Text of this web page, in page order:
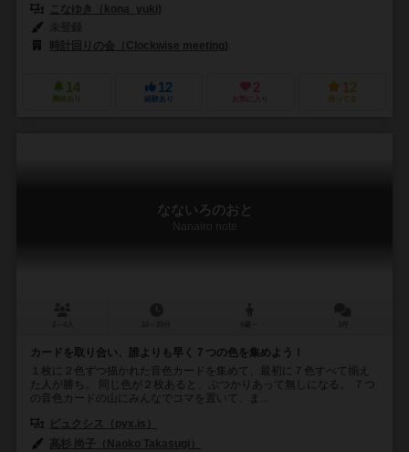
こなゆき（kona_yuki)
時計回りの会（Clockwise meeting)
14
興味あり
12
経験あり
2
お気に入り
12
持ってる
なないろのおと
Nanairo note
カードを取り合い、誰よりも早く７つの色を集めよう！
１枚に２色ずつ描かれた音色カードを集めて、最初に７色すべて揃え
た人が勝ち。 同じ色が２枚あると、ぶつかりあって無しになる。 ７つ
の音色カードの山にみんなでコマを置いて、ま...
ピュクシス（pyx.is）
高杉 尚子（Naoko Takasugi）